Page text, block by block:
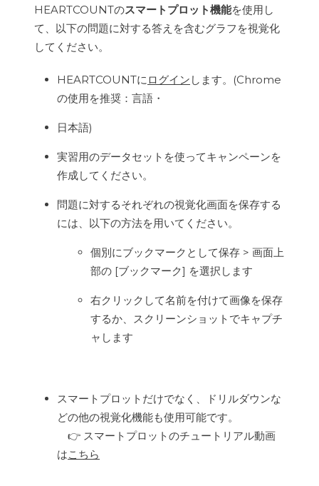
HEARTCOUNTのスマートプロット機能を使用し
て、以下の問題に対する答えを含むグラフを視覚化
してください。
HEARTCOUNTに ログイン します。(Chrome
の使用を推奨：言語・
日本語)
実習用のデータセットを使ってキャンペーンを
作成してください。
問題に対するそれぞれの視覚化画面を保存する
には、以下の方法を用いてください。
個別にブックマークとして保存 > 画面上
部の [ブックマーク] を選択します
右クリックして名前を付けて画像を保存
するか、スクリーンショットでキャプチ
ャします
スマートプロットだけでなく、ドリルダウンな
どの他の視覚化機能も使用可能です。
👉 スマートプロットのチュートリアル動画
はこちら